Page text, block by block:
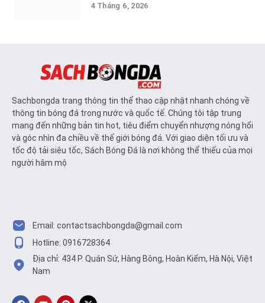
4 Tháng 6, 2026
Sachbongda trang thông tin thể thao cập nhật nhanh chóng về
thông tin bóng đá trong nước và quốc tế. Chúng tôi tập trung
mang đến những bản tin hot, tiêu điểm chuyển nhượng nóng hổi
và góc nhìn đa chiều về thế giới bóng đá. Với giao diện tối ưu và
tốc độ tải siêu tốc, Sách Bóng Đá là nơi không thể thiếu của mọi
người hâm mộ
Email: contactsachbongda@gmail.com
Hotline: 0916728364
Địa chỉ: 434 P. Quán Sứ, Hàng Bông, Hoàn Kiếm, Hà Nội, Việt
Nam